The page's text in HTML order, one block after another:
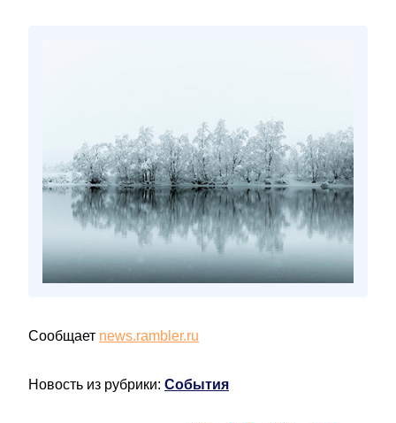
Сообщает news.rambler.ru
Новость из рубрики: События